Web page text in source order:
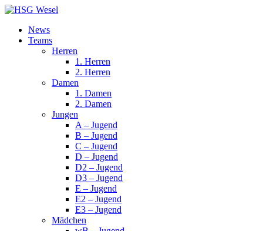
News
Teams
Herren
1. Herren
2. Herren
Damen
1. Damen
2. Damen
Jungen
A – Jugend
B – Jugend
C – Jugend
D – Jugend
D2 – Jugend
D3 – Jugend
E – Jugend
E2 – Jugend
E3 – Jugend
Mädchen